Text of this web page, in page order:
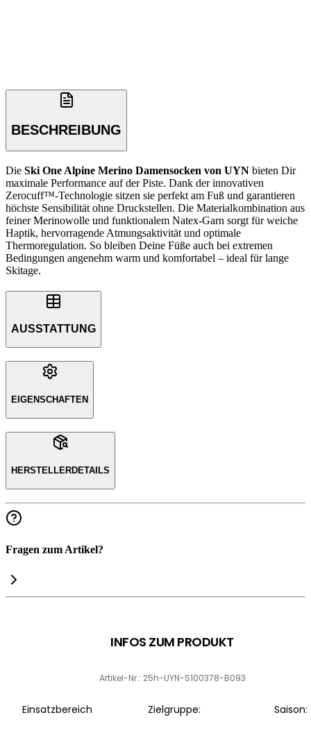
BESCHREIBUNG
Die Ski One Alpine Merino Damensocken von UYN bieten Dir
maximale Performance auf der Piste. Dank der innovativen
Zerocuff™-Technologie sitzen sie perfekt am Fuß und garantieren
höchste Sensibilität ohne Druckstellen. Die Materialkombination aus
feiner Merinowolle und funktionalem Natex-Garn sorgt für weiche
Haptik, hervorragende Atmungsaktivität und optimale
Thermoregulation. So bleiben Deine Füße auch bei extremen
Bedingungen angenehm warm und komfortabel – ideal für lange
Skitage.
AUSSTATTUNG
EIGENSCHAFTEN
HERSTELLERDETAILS
Fragen zum Artikel?
INFOS ZUM PRODUKT
Artikel-Nr.: 25h-UYN-S100378-B093
Einsatzbereich Zielgruppe: Saison: